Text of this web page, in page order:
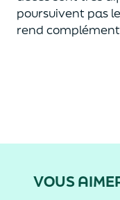
poursuivent pas
rend
VOUS